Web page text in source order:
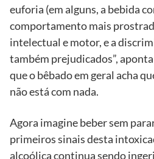
euforia (em alguns, a bebida
comportamento mais
intelectual e motor, e a
também prejudicados”,
que o bêbado em geral acha
não está com nada.
Agora imagine beber sem
primeiros sinais desta
alcoólica continua sendo